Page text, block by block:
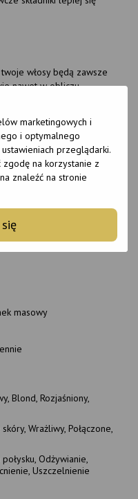
marketingowych i
i optymalnego
przeglądarki.
zgodę na korzystanie z
znaleźć na stronie
twoje włosy będą zawsze
nawet w obliczu
masowy
Blond, Rozjaśniony,
Wrażliwy, Połączone,
Odżywianie,
Uszczelnienie